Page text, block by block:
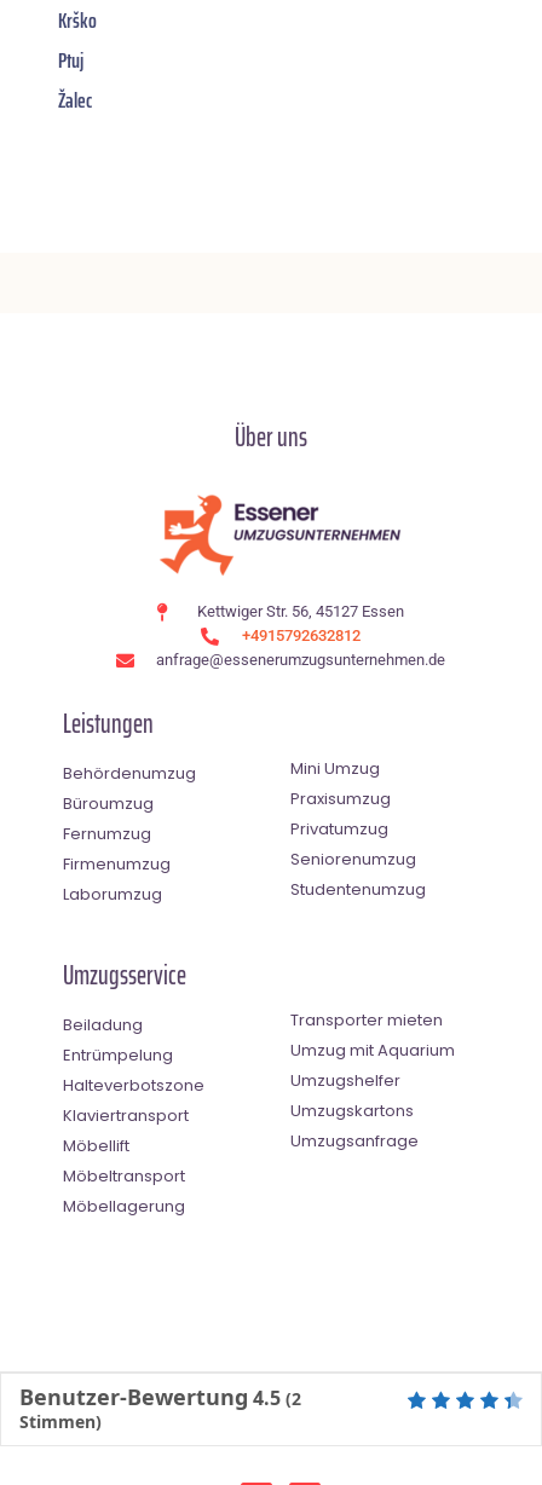
Krško
Ptuj
Žalec
Über uns
Kettwiger Str. 56, 45127 Essen
+4915792632812
anfrage@essenerumzugsunternehmen.de
Leistungen
Behördenumzug
Büroumzug
Fernumzug
Firmenumzug
Laborumzug
Mini Umzug
Praxisumzug
Privatumzug
Seniorenumzug
Studentenumzug
Umzugsservice
Beiladung
Entrümpelung
Halteverbotszone
Klaviertransport
Möbellift
Möbeltransport
Möbellagerung
Transporter mieten
Umzug mit Aquarium
Umzugshelfer
Umzugskartons
Umzugsanfrage
Benutzer-Bewertung 4.5 (2
Stimmen)